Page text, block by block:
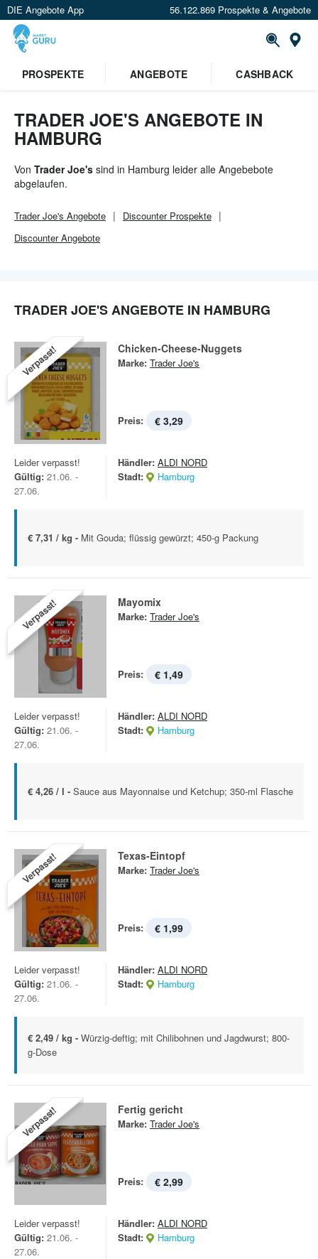
DIE Angebote App 56.122.869 Prospekte & Angebote
PROSPEKTE ANGEBOTE CASHBACK
TRADER JOE'S ANGEBOTE IN
HAMBURG
Von Trader Joe's sind in Hamburg leider alle Angebebote
abgelaufen.
Trader Joe's Angebote DiscounterProspekte
DiscounterAngebote
TRADER JOE'S ANGEBOTE IN HAMBURG
Verpasst! Chicken-Cheese-Nuggets
Marke: Trader Joe's
Preis: € 3,29
Leider verpasst!
Gültig: 21.06. -
27.06.
Händler: ALDI NORD
Stadt:
Hamburg
€ 7,31 / kg - Mit Gouda; flüssig gewürzt; 450-g Packung
Verpasst! Mayomix
Marke: Trader Joe's
Preis: € 1,49
Leider verpasst!
Gültig: 21.06. -
27.06.
Händler: ALDI NORD
Stadt:
Hamburg
€ 4,26 / l - Sauce aus Mayonnaise und Ketchup; 350-ml Flasche
Verpasst! Texas-Eintopf
Marke: Trader Joe's
Preis: € 1,99
Leider verpasst!
Gültig: 21.06. -
27.06.
Händler: ALDI NORD
Stadt:
Hamburg
€ 2,49 / kg - Würzig-deftig; mit Chilibohnen und Jagdwurst; 800-
g-Dose
Verpasst! Fertig gericht
Marke: Trader Joe's
Preis: € 2,99
Leider verpasst!
Gültig: 21.06. -
27.06.
Händler: ALDI NORD
Stadt:
Hamburg